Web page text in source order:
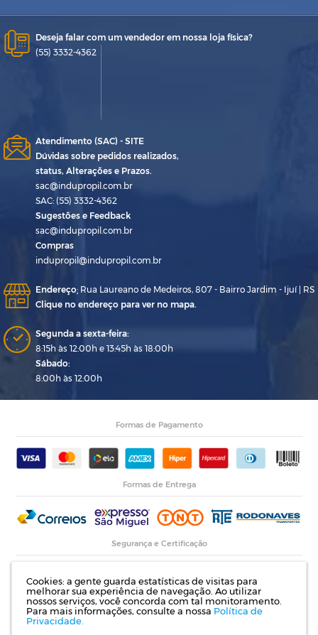
Cookies: a gente guarda estatísticas de visitas para
melhorar sua experiência de navegação. Ao utilizar
nossos serviços, você concorda com tal monitoramento.
Para mais informações, consulte a nossa Política de
Privacidade.
Deseja falar com um vendedor em nossa loja física?
(55) 3332-4362
Atendimento (SAC) - SITE
Dúvidas sobre pedidos realizados,
status, Alterações e Prazos.
sac@indupropil.com.br
SAC: (55) 3332-4362
Sugestões e Feedback
sac@indupropil.com.br
Compras
indupropil@indupropil.com.br
Endereço: Rua Laureano de Medeiros, 807 - Bairro Jardim - Ijuí | RS
Clique no endereço para ver no mapa.
Segunda a sexta-feira:
8:15h às 12:00h e 13:45h às 18:00h
Sábado:
8:00h às 12:00h
Formas de Pagamento
Formas de Entrega
Segurança e Certificação